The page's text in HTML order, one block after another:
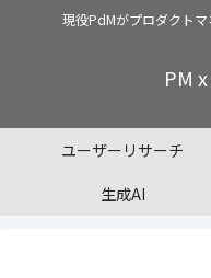
現役PdMがプロダクト
PM
ユーザーリサーチ
生成AI